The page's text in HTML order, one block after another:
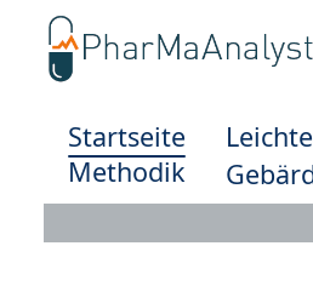
Startseite
Methodik